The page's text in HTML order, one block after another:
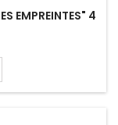
EMPREINTES" 4